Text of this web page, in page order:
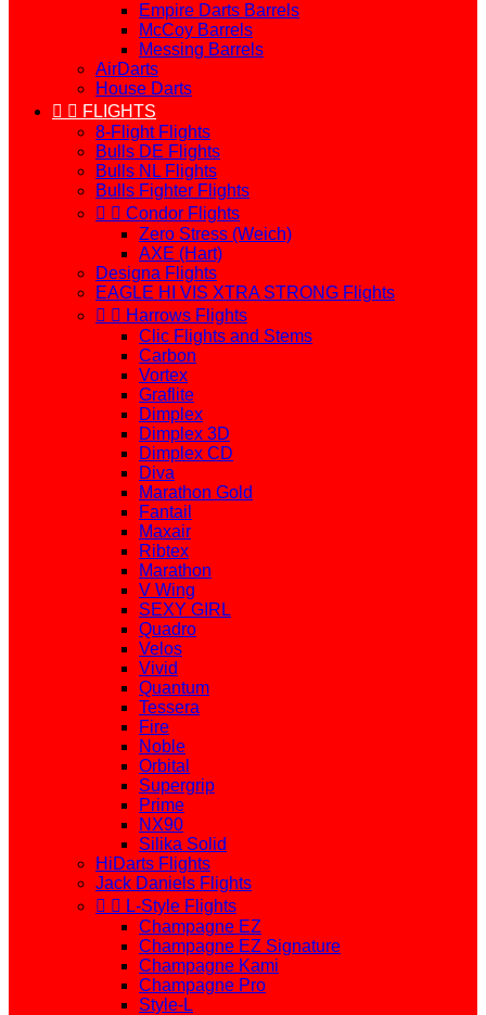
Empire Darts Barrels
McCoy Barrels
Messing Barrels
AirDarts
House Darts
  FLIGHTS
8-Flight Flights
Bulls DE Flights
Bulls NL Flights
Bulls Fighter Flights
  Condor Flights
Zero Stress (Weich)
AXE (Hart)
Designa Flights
EAGLE HI VIS XTRA STRONG Flights
  Harrows Flights
Clic Flights and Stems
Carbon
Vortex
Graflite
Dimplex
Dimplex 3D
Dimplex CD
Diva
Marathon Gold
Fantail
Maxair
Ribtex
Marathon
V Wing
SEXY GIRL
Quadro
Velos
Vivid
Quantum
Tessera
Fire
Noble
Orbital
Supergrip
Prime
NX90
Silika Solid
HiDarts Flights
Jack Daniels Flights
  L-Style Flights
Champagne EZ
Champagne EZ Signature
Champagne Kami
Champagne Pro
Style-L